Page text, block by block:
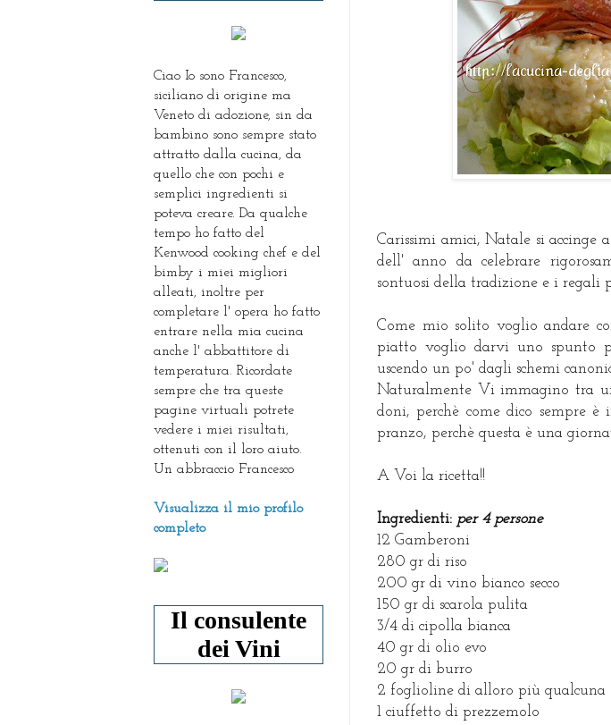
Carissimi amici, Natale si accinge
dell' anno da celebrare
sontuosi della tradizione e i regali
Come mio solito voglio andare
piatto voglio darvi uno spunto
uscendo un po' dagli schemi
Naturalmente Vi immagino tra
doni, perchè come dico sempre
pranzo, perchè questa è una
A Voi la ricetta!!
Ingredienti: per 4 persone
12 Gamberoni
280 gr di riso
200 gr di vino bianco secco
150 gr di scarola pulita
3/4 di cipolla bianca
40 gr di olio evo
20 gr di burro
2 foglioline di alloro più qualcuna
1 ciuffetto di prezzemolo
Ciao Io sono Francesco,
siciliano di origine ma
Veneto di adozione, sin da
bambino sono sempre stato
attratto dalla cucina, da
quello che con pochi e
semplici ingredienti si
poteva creare. Da qualche
tempo ho fatto del
Kenwood cooking chef e del
bimby i miei migliori
alleati, inoltre per
completare l' opera ho fatto
entrare nella mia cucina
anche l' abbattitore di
temperatura. Ricordate
sempre che tra queste
pagine virtuali potrete
vedere i miei risultati,
ottenuti con il loro aiuto.
Un abbraccio Francesco
Visualizza il mio profilo
completo
Il consulente
dei Vini